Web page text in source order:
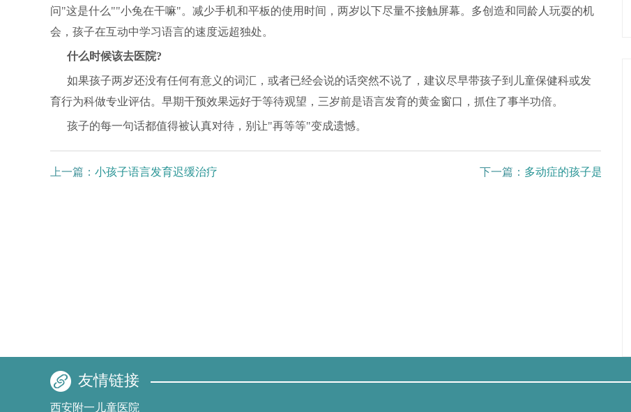
问"这是什么""小兔在干嘛"。减少手机和平板的使用时间，两岁以下尽量不接触屏幕。多创造和同龄人玩耍的机
会，孩子在互动中学习语言的速度远超独处。
什么时候该去医院?
如果孩子两岁还没有任何有意义的词汇，或者已经会说的话突然不说了，建议尽早带孩子到儿童保健科或发
育行为科做专业评估。早期干预效果远好于等待观望，三岁前是语言发育的黄金窗口，抓住了事半功倍。
孩子的每一句话都值得被认真对待，别让"再等等"变成遗憾。
上一篇： 小孩子语言发育迟缓治疗 下一篇： 多动症的孩子是啥样的
友情链接
西安附一儿童医院